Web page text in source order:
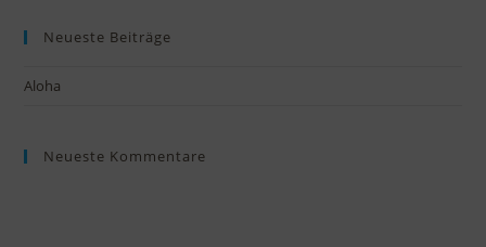
Neueste Beiträge
Aloha
Neueste Kommentare